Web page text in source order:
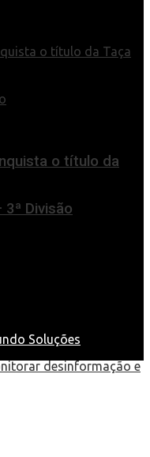
o título da
Divisão
Soluções